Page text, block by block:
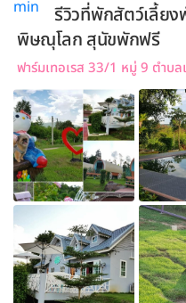
รีวิวที่พักสัตว์เลี้ยง
พิษณุโลก สุนัขพักฟรี
ฟาร์มเทอเรส 33/1 หมู่ 9 ตำบล